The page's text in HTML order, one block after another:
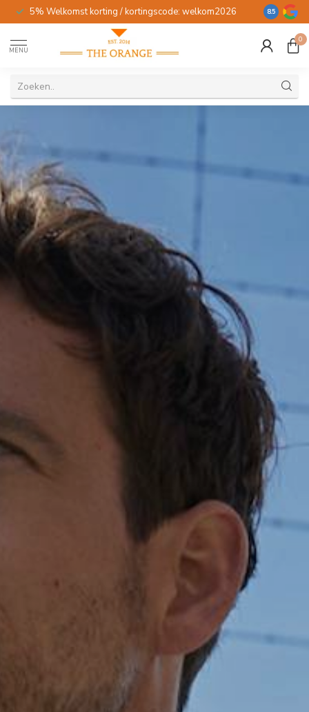
5% Welkomst korting / kortingscode: welkom2026 Gratis
8.5
MENU
0